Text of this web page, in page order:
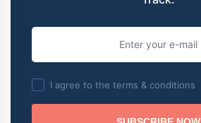
I agree to the terms & conditions